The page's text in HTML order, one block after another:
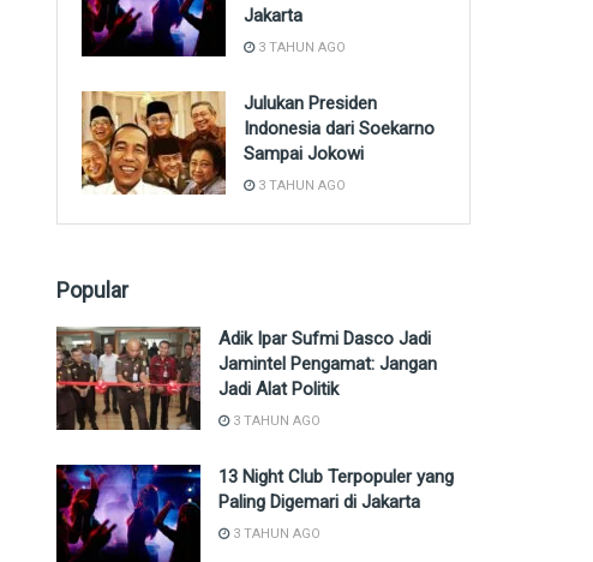
Jakarta
3 TAHUN AGO
Julukan Presiden
Indonesia dari Soekarno
Sampai Jokowi
3 TAHUN AGO
Popular
Adik Ipar Sufmi Dasco Jadi
Jamintel Pengamat: Jangan
Jadi Alat Politik
3 TAHUN AGO
13 Night Club Terpopuler yang
Paling Digemari di Jakarta
3 TAHUN AGO